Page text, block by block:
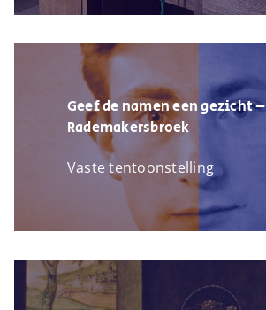
Geef de namen een gezicht –
Rademakersbroek
Vaste tentoonstelling